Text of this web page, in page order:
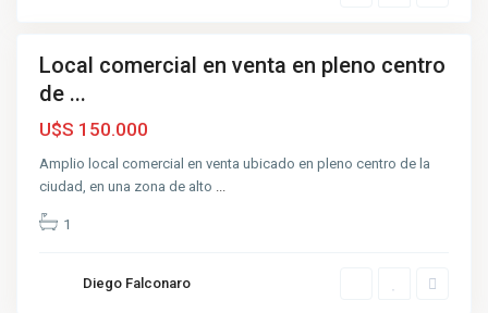
Local comercial en venta en pleno centro
de ...
U$S 150.000
Amplio local comercial en venta ubicado en pleno centro de la
ciudad, en una zona de alto
1
Diego Falconaro